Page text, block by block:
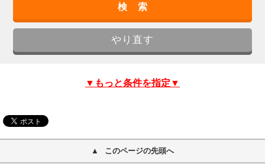
▼もっと条件を指定▼
このページの先頭へ